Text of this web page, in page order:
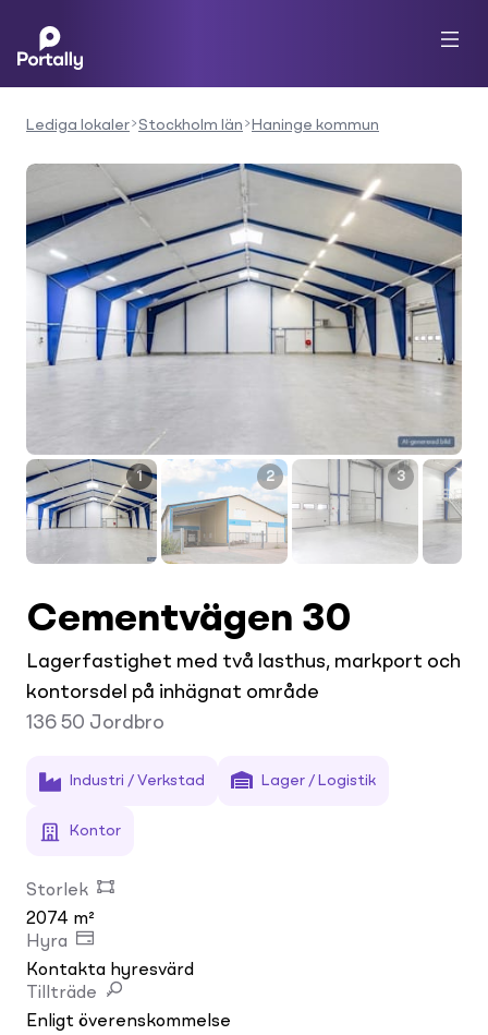
Lediga lokaler Stockholm län Haninge kommun
1 2 3
Cementvägen 30
Lagerfastighet med två lasthus, markport och
kontorsdel på inhägnat område
136 50 Jordbro
Industri / Verkstad Lager / Logistik
Kontor
Storlek
2074 m²
Hyra
Kontakta hyresvärd
Tillträde
Enligt överenskommelse